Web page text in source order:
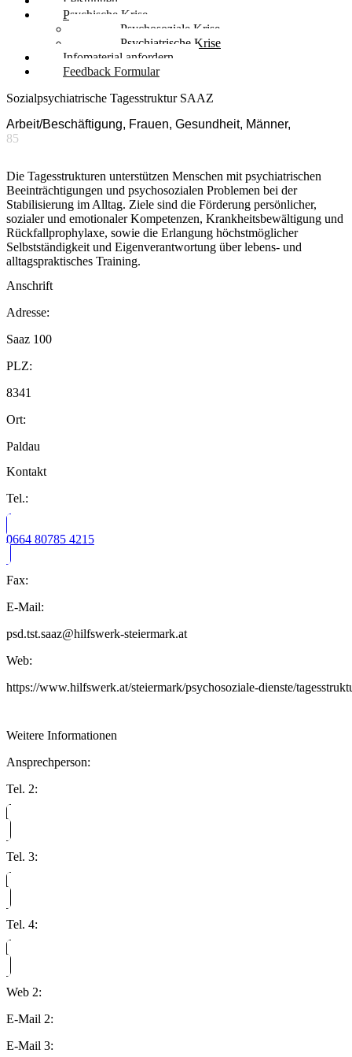
Psychische Krise
Psychosoziale Krise
Psychiatrische Krise
Infomaterial anfordern
Feedback Formular
Sozialpsychiatrische Tagesstruktur SAAZ
Arbeit/Beschäftigung, Frauen, Gesundheit, Männer,
85
Die Tagesstrukturen unterstützen Menschen mit psychiatrischen
Beeinträchtigungen und psychosozialen Problemen bei der
Stabilisierung im Alltag. Ziele sind die Förderung persönlicher,
sozialer und emotionaler Kompetenzen, Krankheitsbewältigung und
Rückfallprophylaxe, sowie die Erlangung höchstmöglicher
Selbstständigkeit und Eigenverantwortung über lebens- und
alltagspraktisches Training.
Anschrift
Adresse:
Saaz 100
PLZ:
8341
Ort:
Paldau
Kontakt
Tel.:
0664 80785 4215
Fax:
E-Mail:
psd.tst.saaz@hilfswerk-steiermark.at
Web:
https://www.hilfswerk.at/steiermark/psychosoziale-dienste/
Weitere Informationen
Ansprechperson:
Tel. 2:
Tel. 3:
Tel. 4:
Web 2:
E-Mail 2:
E-Mail 3: